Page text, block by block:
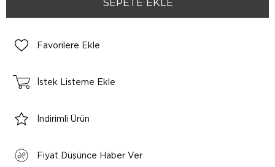
Favorilere Ekle
İstek Listeme Ekle
İndirimli Ürün
Fiyat Düşünce Haber Ver